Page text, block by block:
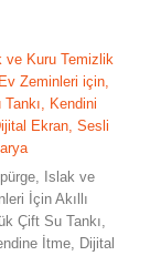
ve Kuru Temizlik
Zeminleri için,
Kendini
Ekran, Sesli
Islak ve
İçin Akıllı
Çift Su Tankı,
İtme, Dijital